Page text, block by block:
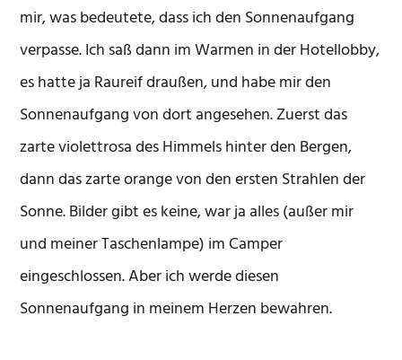
mir, was bedeutete, dass ich den Sonnenaufgang
verpasse. Ich saß dann im Warmen in der Hotellobby,
es hatte ja Raureif draußen, und habe mir den
Sonnenaufgang von dort angesehen. Zuerst das
zarte violettrosa des Himmels hinter den Bergen,
dann das zarte orange von den ersten Strahlen der
Sonne. Bilder gibt es keine, war ja alles (außer mir
und meiner Taschenlampe) im Camper
eingeschlossen. Aber ich werde diesen
Sonnenaufgang in meinem Herzen bewahren.